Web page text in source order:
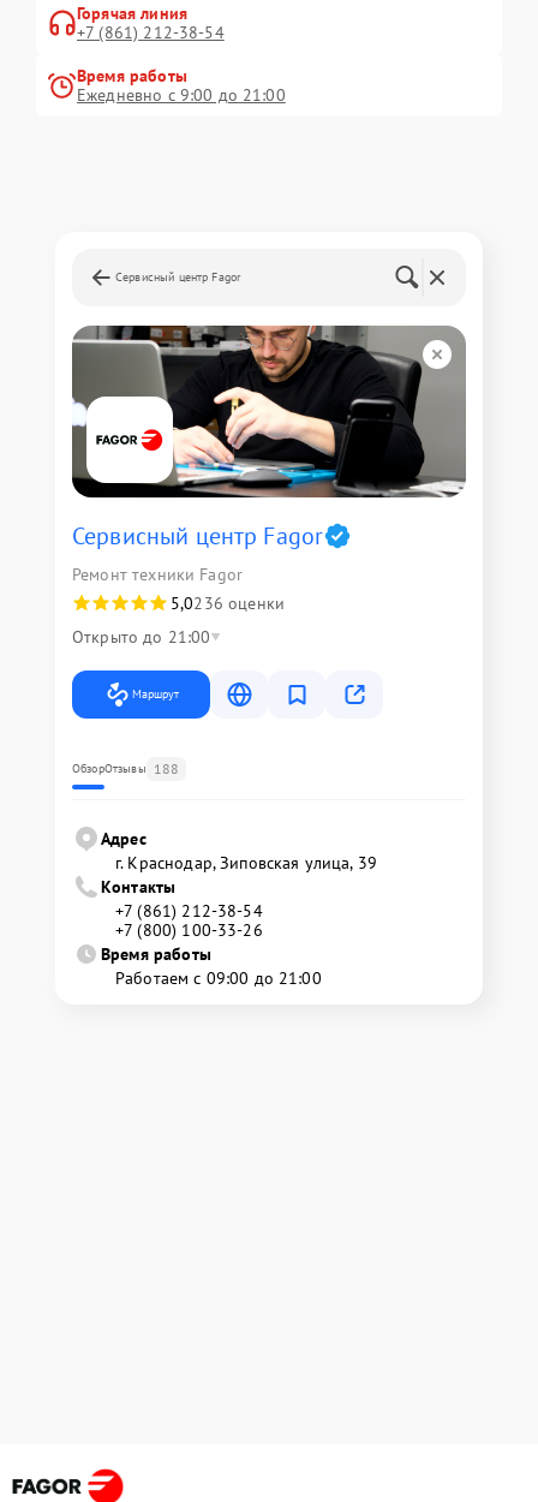
Горячая линия
+7 (861) 212-38-54
Время работы
Ежедневно с 9:00 до 21:00
Сервисный центр Fagor
Сервисный центр Fagor
Ремонт техники Fagor
5,0236 оценки
Открыто до 21:00
Маршрут
ОбзорОтзывы 188
Адрес
г. Краснодар, Зиповская улица, 39
Контакты
+7 (861) 212-38-54
+7 (800) 100-33-26
Время работы
Работаем с 09:00 до 21:00